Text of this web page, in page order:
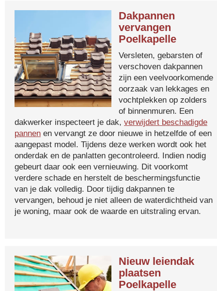
Dakpannen
vervangen
Poelkapelle
Versleten, gebarsten of
verschoven dakpannen
zijn een veelvoorkomende
oorzaak van lekkages en
vochtplekken op zolders
of binnenmuren. Een
dakwerker inspecteert je dak, verwijdert beschadigde
pannen en vervangt ze door nieuwe in hetzelfde of een
aangepast model. Tijdens deze werken wordt ook het
onderdak en de panlatten gecontroleerd. Indien nodig
gebeurt daar ook een vernieuwing. Dit voorkomt
verdere schade en herstelt de beschermingsfunctie
van je dak volledig. Door tijdig dakpannen te
vervangen, behoud je niet alleen de waterdichtheid van
je woning, maar ook de waarde en uitstraling ervan.
Nieuw leiendak
plaatsen
Poelkapelle